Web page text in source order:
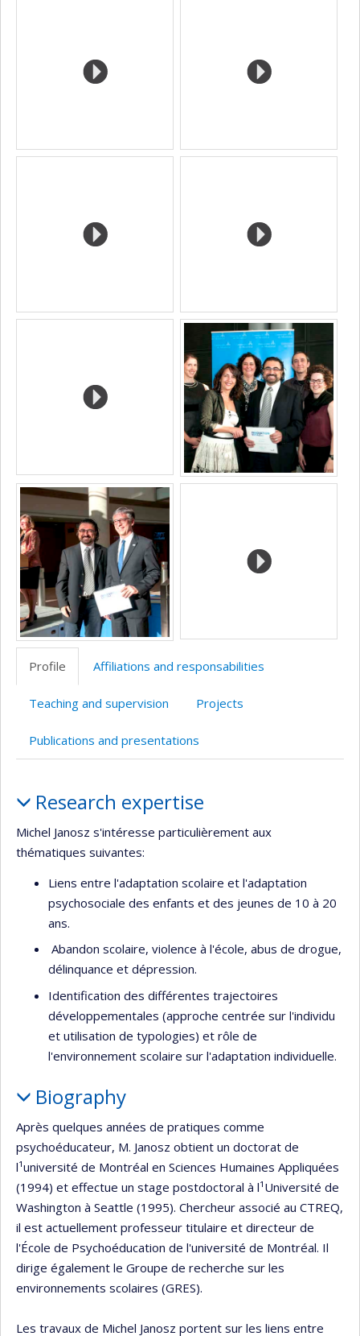
recherche
Profile Affiliations and responsabilities
Teaching and supervision Projects
Publications and presentations
Research expertise
Michel Janosz s'intéresse particulièrement aux
thématiques suivantes:
Liens entre l'adaptation scolaire et l'adaptation
psychosociale des enfants et des jeunes de 10 à 20
ans.
Abandon scolaire, violence à l'école, abus de drogue,
délinquance et dépression.
Identification des différentes trajectoires
développementales (approche centrée sur l'individu
et utilisation de typologies) et rôle de
l'environnement scolaire sur l'adaptation individuelle.
Biography
Après quelques années de pratiques comme
psychoéducateur, M. Janosz obtient un doctorat de
l¹université de Montréal en Sciences Humaines Appliquées
(1994) et effectue un stage postdoctoral à l¹Université de
Washington à Seattle (1995). Chercheur associé au CTREQ,
il est actuellement professeur titulaire et directeur de
l'École de Psychoéducation de l'université de Montréal. Il
dirige également le Groupe de recherche sur les
environnements scolaires (GRES).
Les travaux de Michel Janosz portent sur les liens entre